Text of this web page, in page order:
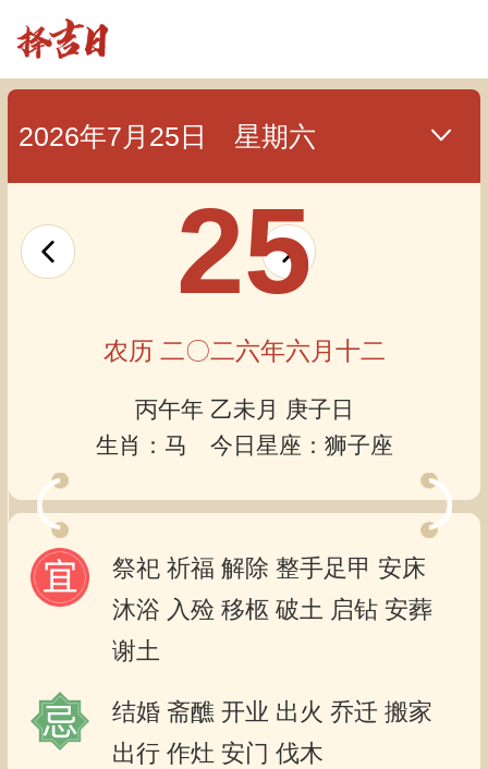
2026年7月25日 星期六
25
农历 二〇二六年六月十二
丙午年 乙未月 庚子日
生肖：马 今日星座：狮子座
祭祀 祈福 解除 整手足甲 安床
沐浴 入殓 移柩 破土 启钻 安葬
谢土
结婚 斋醮 开业 出火 乔迁 搬家
出行 作灶 安门 伐木